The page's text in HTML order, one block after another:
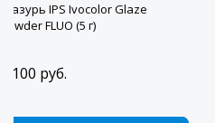
Глазурь IPS Ivocolor Glaze
Powder FLUO (5 г)
7 100 руб.